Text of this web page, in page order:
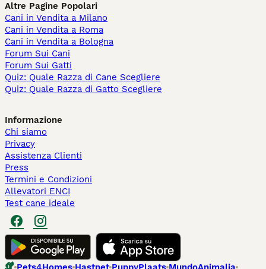
Altre Pagine Popolari
Cani in Vendita a Milano
Cani in Vendita a Roma
Cani in Vendita a Bologna
Forum Sui Cani
Forum Sui Gatti
Quiz: Quale Razza di Cane Scegliere
Quiz: Quale Razza di Gatto Scegliere
Informazione
Chi siamo
Privacy
Assistenza Clienti
Press
Termini e Condizioni
Allevatori ENCI
Test cane ideale